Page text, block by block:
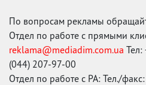
По вопросам рекламы
Отдел по работе с прямыми
reklama@mediadim.com.ua
(044) 207-97-00
Отдел по работе с РА: Тел./